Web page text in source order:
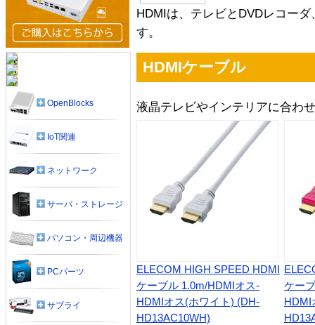
HDMIは、テレビとDVDレコー
す。
HDMIケーブル
液晶テレビやインテリアに合わ
ELECOM HIGH SPEED HDMI
ケーブル 1.0m/HDMIオス-
HDMIオス(ホワイト) (DH-
HD13AC10WH)
ケー
HDMI
OpenBlocks
IoT関連
ネットワーク
サーバ・ストレージ
パソコン・周辺機器
PCパーツ
サプライ